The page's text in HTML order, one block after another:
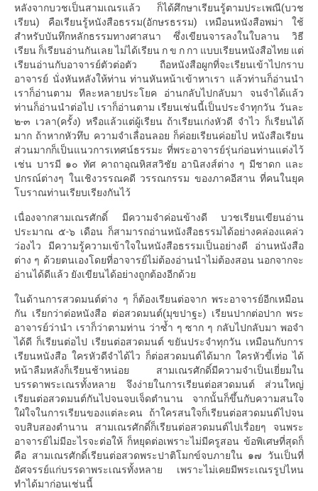
หลังจากบวชเป็นสามเณรแล้ว ก็ได้ศึกษาเรียนรู้ตามประเพณี(บวช
เรียน) คือเรียนรู้หนังสือธรรม(อักษรธรรม) เหมือนหนังสือพม่า ใช้
สำหรับบันทึกหลักธรรมทางศาสนา ซึ่งเขียนจารลงในใบลาน วิธี
เรียน ก็เรียนอ่านกันเลย ไม่ได้เรียน ก ข ก กา แบบเรียนหนังสือไทย แต่
เรียนอ่านกับอาจารย์ตัวต่อตัว ถือหนังสือผูกที่จะเรียนเข้าไปกราบ
อาจารย์ นั่งหันหลังให้ท่าน ท่านหันหน้าเข้าหาเรา แล้วท่านก็อ่านนำ
เราก็อ่านตาม ทีละหลายประโยค อ่านกลับไปกลับมา จนจำได้แล้ว
ท่านก็อ่านนำต่อไป เราก็อ่านตาม เรียนเช่นนี้เป็นประจำทุกวัน วันละ
๒-๓ เวลา(ครั้ง) หรือแล้วแต่ผู้เรียน ถ้าเรียนเก่งหัวดี จำไว ก็เรียนได้
มาก ถ้าหากหัวทึบ ความจำเลื่อนลอย ก็ค่อยเรียนค่อยไป หนังสือเรียน
ส่วนมากก็เป็นแนวการเทศน์ธรรมะ ที่พระอาจารย์รุ่นก่อนท่านแต่งไว้
เช่น บารมี ๑๐ ทัศ คาถาอุณหิสสวิชัย อานิสงส์ต่าง ๆ มีชาดก และ
ปกรณ์ต่างๆ ในเชิงวรรณคดี วรรณกรรม ของภาคอีสาน ที่คนในยุค
โบราณท่านเรียบเรียงกันไว้
เนื่องจากสามเณรศักดิ์ มีความจำค่อนข้างดี บวชเรียนเขียนอ่าน
ประมาณ ๕-๖ เดือน ก็สามารถอ่านหนังสือธรรมได้อย่างคล่องแคล่ว
ว่องไว มีความรู้ความเข้าใจในหนังสือธรรมเป็นอย่างดี อ่านหนังสือ
ต่าง ๆ ด้วยตนเองโดยที่อาจารย์ไม่ต้องอ่านนำไม่ต้องสอน นอกจากจะ
อ่านได้ดีแล้ว ยังเขียนได้อย่างถูกต้องอีกด้วย
ในด้านการสวดมนต์ต่าง ๆ ก็ต้องเรียนต่อจาก พระอาจารย์อีกเหมือน
กัน เรียกว่าต่อหนังสือ ต่อสวดมนต์(มุขปาฐะ) เรียนปากต่อปาก พระ
อาจารย์ว่านำ เราก็ว่าตามท่าน ว่าซ้ำ ๆ ซาก ๆ กลับไปกลับมา พอจำ
ได้ดี ก็เรียนต่อไป เรียนต่อสวดมนต์ ขยันประจำทุกวัน เหมือนกับการ
เรียนหนังสือ ใครหัวดีจำได้ไว ก็ต่อสวดมนต์ได้มาก ใครหัวขี้เท่อ ได้
หน้าลืมหลังก็เรียนช้าหน่อย สามเณรศักดิ์มีความจำเป็นเยี่ยมใน
บรรดาพระเณรทั้งหลาย จึงง่ายในการเรียนต่อสวดมนต์ ส่วนใหญ่
เรียนต่อสวดมนต์กันไปจนจบเจ็ดตำนาน จากนั้นก็ขึ้นกับความสนใจ
ใฝ่ใจในการเรียนของแต่ละคน ถ้าใครสนใจก็เรียนต่อสวดมนต์ไปจน
จบสิบสองตำนาน สามเณรศักดิ์ก็เรียนต่อสวดมนต์ไปเรื่อยๆ จนพระ
อาจารย์ไม่มีอะไรจะต่อให้ ก็หยุดต่อเพราะไม่มีครูสอน ข้อพิเศษที่สุดก็
คือ สามเณรศักดิ์เรียนต่อสวดพระปาติโมกข์จบภายใน ๑๗ วันเป็นที่
อัศจรรย์แก่บรรดาพระเณรทั้งหลาย เพราะไม่เคยมีพระเณรรูปไหน
ทำได้มาก่อนเช่นนี้